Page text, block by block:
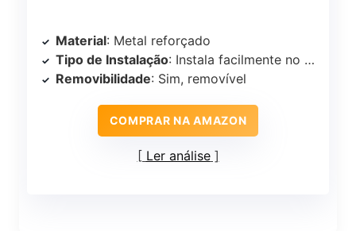
Material: Metal reforçado
Tipo de Instalação: Instala facilmente no quadro da bicicleta
Removibilidade: Sim, removível
COMPRAR NA AMAZON
Ler análise